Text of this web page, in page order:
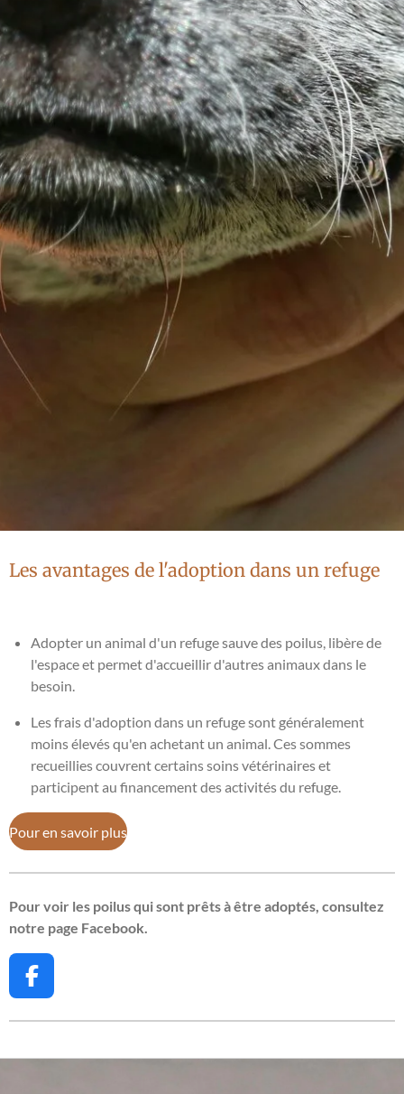
Les avantages de l'adoption dans un refuge
Adopter un animal d'un refuge sauve des poilus, libère de
l'espace et permet d'accueillir d'autres animaux dans le
besoin.
Les frais d'adoption dans un refuge sont généralement
moins élevés qu'en achetant un animal. Ces sommes
recueillies couvrent certains soins vétérinaires et
participent au financement des activités du refuge.
Pour en savoir plus
Pour voir les poilus qui sont prêts à être adoptés, consultez
notre page Facebook.
F
c